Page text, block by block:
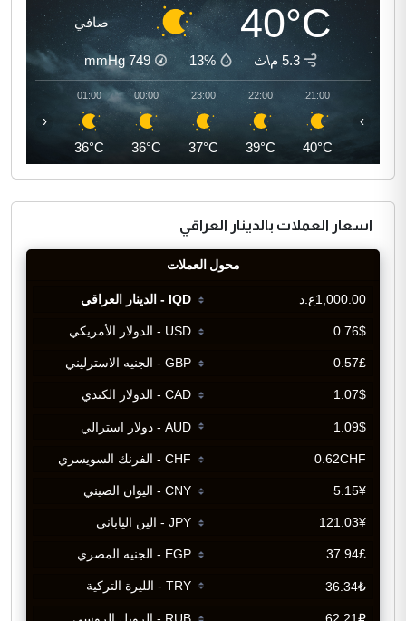
40°C صافي
5.3 م\ث 13%
749
mmHg
21:00
40°C
22:00
39°C
23:00
37°C
00:00
36°C
01:00
36°C
‹ ›
اسعار العملات بالدينار العراقي